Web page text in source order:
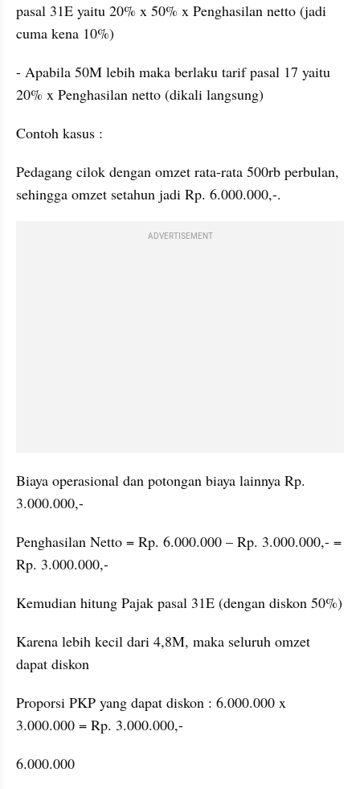
pasal 31E yaitu 20% x 50% x Penghasilan netto (jadi
cuma kena 10%)
- Apabila 50M lebih maka berlaku tarif pasal 17 yaitu
20% x Penghasilan netto (dikali langsung)
Contoh kasus :
Pedagang cilok dengan omzet rata-rata 500rb perbulan,
sehingga omzet setahun jadi Rp. 6.000.000,-.
ADVERTISEMENT
Biaya operasional dan potongan biaya lainnya Rp.
3.000.000,-
Penghasilan Netto = Rp. 6.000.000 – Rp. 3.000.000,- =
Rp. 3.000.000,-
Kemudian hitung Pajak pasal 31E (dengan diskon 50%)
Karena lebih kecil dari 4,8M, maka seluruh omzet
dapat diskon
Proporsi PKP yang dapat diskon : 6.000.000 x
3.000.000 = Rp. 3.000.000,-
6.000.000